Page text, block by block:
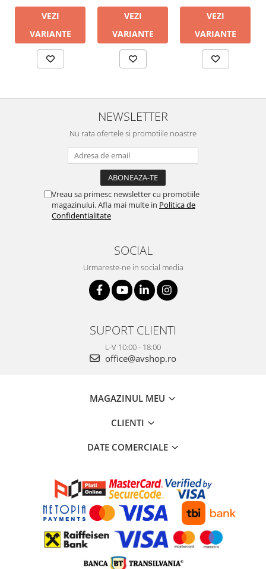
VEZI
VARIANTE
VEZI
VARIANTE
VEZI
VARIANTE
NEWSLETTER
Nu rata ofertele si promotiile noastre
Vreau sa primesc newsletter cu promotiile
magazinului. Afla mai multe in Politica de
Confidentialitate
SOCIAL
Urmareste-ne in social media
SUPORT CLIENTI
L-V 10:00 - 18:00
office@avshop.ro
MAGAZINUL MEU
CLIENTI
DATE COMERCIALE